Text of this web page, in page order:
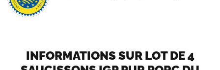
INFORMATIONS SUR LOT DE 4